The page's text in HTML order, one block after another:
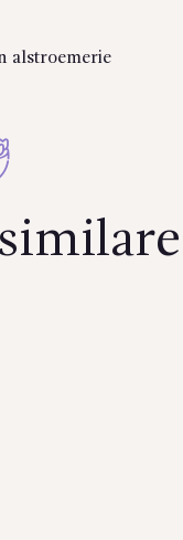
alstroemerie